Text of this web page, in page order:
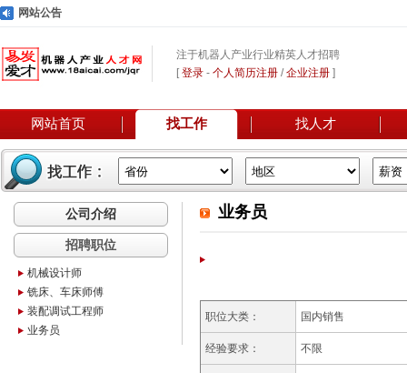
网站公告
注于机器人产业行业精英人才招聘
[登录 - 个人简历注册 /企业注册 ]
网站首页 找工作 找人才
公司介绍
招聘职位
机械设计师
铣床、车床师傅
装配调试工程师
业务员
业务员
职位大类： 国内销售
经验要求： 不限